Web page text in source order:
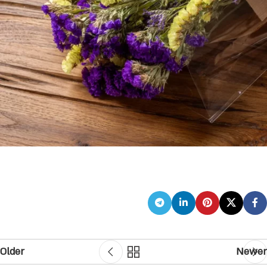
Newer
Older